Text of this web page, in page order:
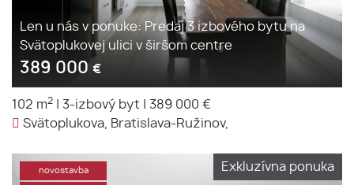
Len u nás v ponuke: Predaj 3 izbového bytu na
Svätoplukovej ulici v širšom centre
389 000 €
102 m2 3-izbový byt
389 000 €
Svätoplukova, Bratislava-Ružinov,
Exkluzívna ponuka
novostavba